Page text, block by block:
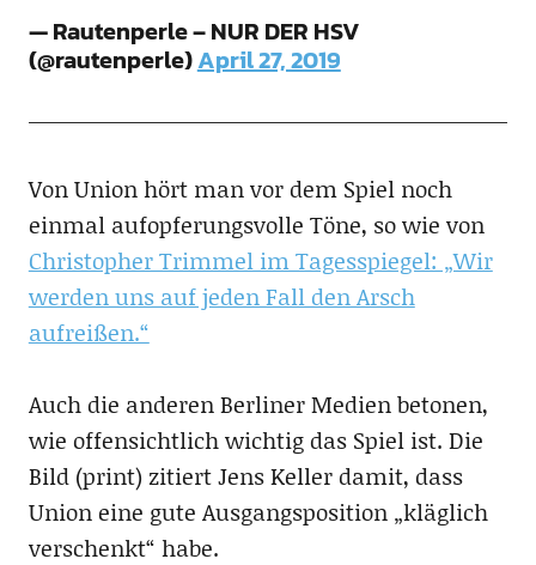
— Rautenperle – NUR DER HSV
(@rautenperle)April 27, 2019
Von Union hört man vor dem Spiel noch
einmal aufopferungsvolle Töne, so wie von
Christopher Trimmel im Tagesspiegel: „Wir
werden uns auf jeden Fall den Arsch
aufreißen.“
Auch die anderen Berliner Medien betonen,
wie offensichtlich wichtig das Spiel ist. Die
Bild (print) zitiert Jens Keller damit, dass
Union eine gute Ausgangsposition „kläglich
verschenkt“ habe.